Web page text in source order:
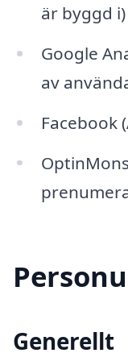
är byggd i)
Google
av
Facebook
Generellt